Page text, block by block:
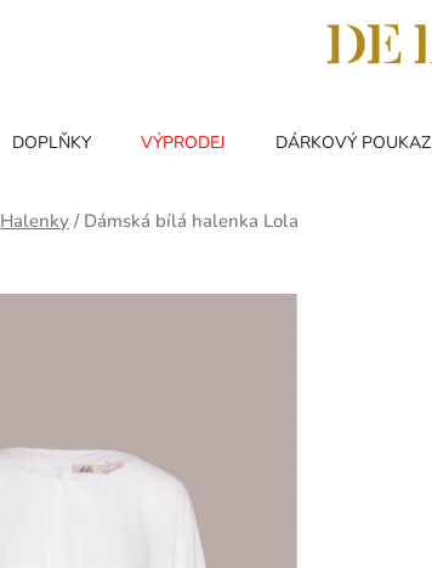
DOPLŇKY VÝPRODEJ DÁRKOVÝ POUKAZ
Halenky / Dámská bílá halenka Lola